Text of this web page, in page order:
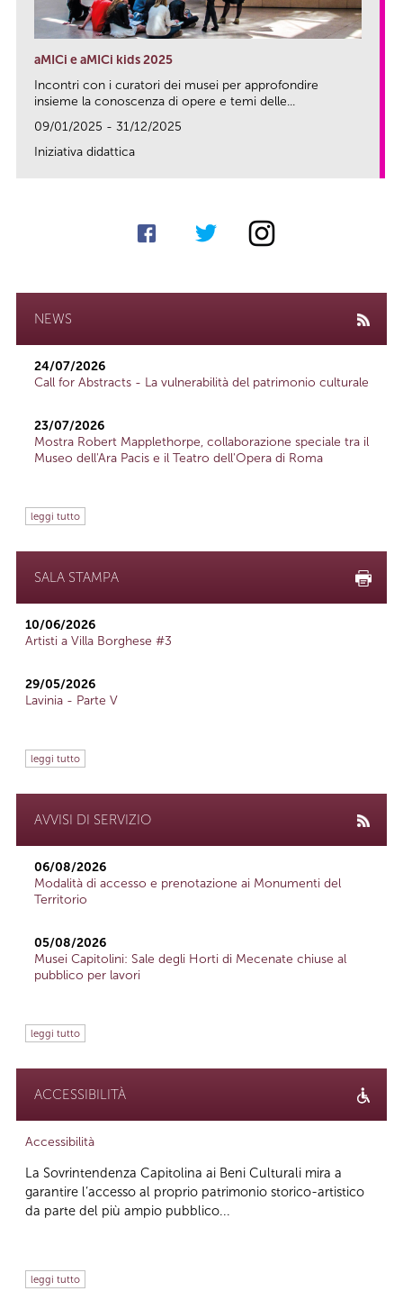
aMICi e aMICi kids 2025
Incontri con i curatori dei musei per approfondire
insieme la conoscenza di opere e temi delle...
09/01/2025 - 31/12/2025
Iniziativa didattica
NEWS
24/07/2026
Call for Abstracts - La vulnerabilità del patrimonio culturale
23/07/2026
Mostra Robert Mapplethorpe, collaborazione speciale tra il
Museo dell'Ara Pacis e il Teatro dell'Opera di Roma
leggi tutto
SALA STAMPA
10/06/2026
Artisti a Villa Borghese #3
29/05/2026
Lavinia - Parte V
leggi tutto
AVVISI DI SERVIZIO
06/08/2026
Modalità di accesso e prenotazione ai Monumenti del
Territorio
05/08/2026
Musei Capitolini: Sale degli Horti di Mecenate chiuse al
pubblico per lavori
leggi tutto
ACCESSIBILITÀ
Accessibilità
La Sovrintendenza Capitolina ai Beni Culturali mira a
garantire l’accesso al proprio patrimonio storico-artistico
da parte del più ampio pubblico...
leggi tutto